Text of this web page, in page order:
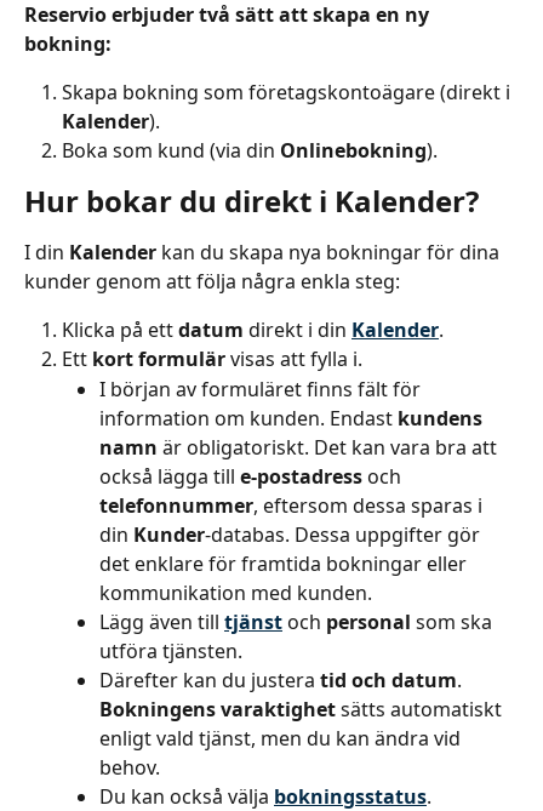
Reservio erbjuder två sätt att skapa en ny
bokning:
Skapa bokning som företagskontoägare (direkt i
Kalender).
Boka som kund (via din Onlinebokning).
Hur bokar du direkt i Kalender?
I din Kalender kan du skapa nya bokningar för dina
kunder genom att följa några enkla steg:
Klicka på ett datum direkt i din Kalender.
Ett kort formulär visas att fylla i.
I början av formuläret finns fält för
information om kunden. Endast kundens
namn är obligatoriskt. Det kan vara bra att
också lägga till e-postadress och
telefonnummer, eftersom dessa sparas i
din Kunder-databas. Dessa uppgifter gör
det enklare för framtida bokningar eller
kommunikation med kunden.
Lägg även till tjänst och personal som ska
utföra tjänsten.
Därefter kan du justera tid och datum.
Bokningens varaktighet sätts automatiskt
enligt vald tjänst, men du kan ändra vid
behov.
Du kan också välja bokningsstatus.